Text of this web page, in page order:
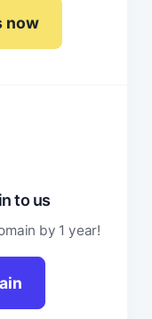
now
to us
by 1 year!